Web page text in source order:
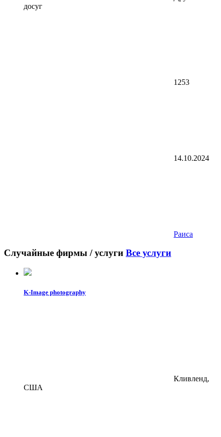
досуг
1253
14.10.2024
Раиса
Случайные фирмы / услуги Все услуги
K-Image photography
Кливленд,
США